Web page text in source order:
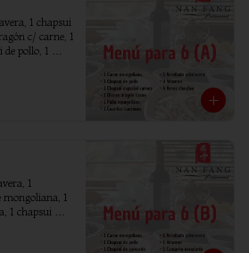
1 chapsui
c/ carne, 1
pollo, 1
1
1
1 chapsui